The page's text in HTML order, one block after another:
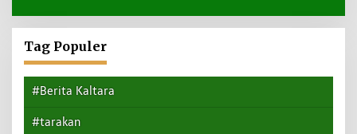
Tag Populer
#Berita Kaltara
#tarakan